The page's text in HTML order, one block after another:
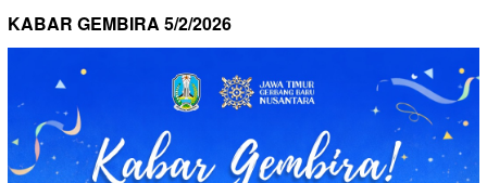
KABAR GEMBIRA 5/2/2026